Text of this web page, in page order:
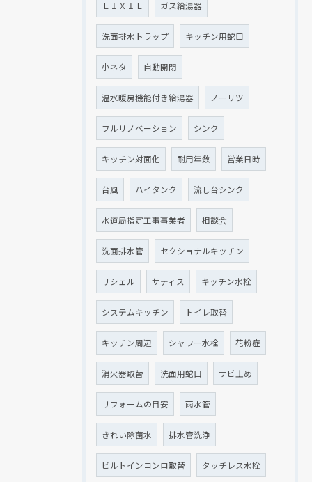
ＬＩＸＩＬ ガス給湯器
洗面排水トラップ キッチン用蛇口
小ネタ 自動開閉
温水暖房機能付き給湯器 ノーリツ
フルリノベーション シンク
キッチン対面化 耐用年数 営業日時
台風 ハイタンク 流し台シンク
水道局指定工事事業者 相談会
洗面排水管 セクショナルキッチン
リシェル サティス キッチン水栓
システムキッチン トイレ取替
キッチン周辺 シャワー水栓 花粉症
消火器取替 洗面用蛇口 サビ止め
リフォームの目安 雨水管
きれい除菌水 排水管洗浄
ビルトインコンロ取替 タッチレス水栓